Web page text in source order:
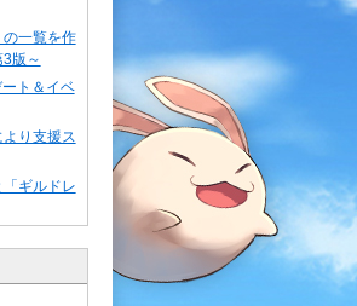
の一覧を作
版～
ト＆イベ
り支援ス
「ギルドレ